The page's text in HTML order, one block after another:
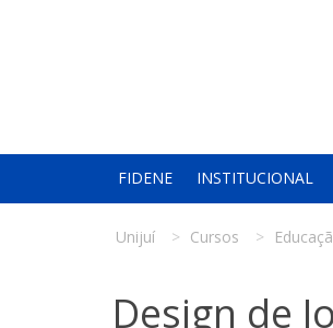
FIDENE INSTITUCIONAL
Unijuí Cursos
Design de